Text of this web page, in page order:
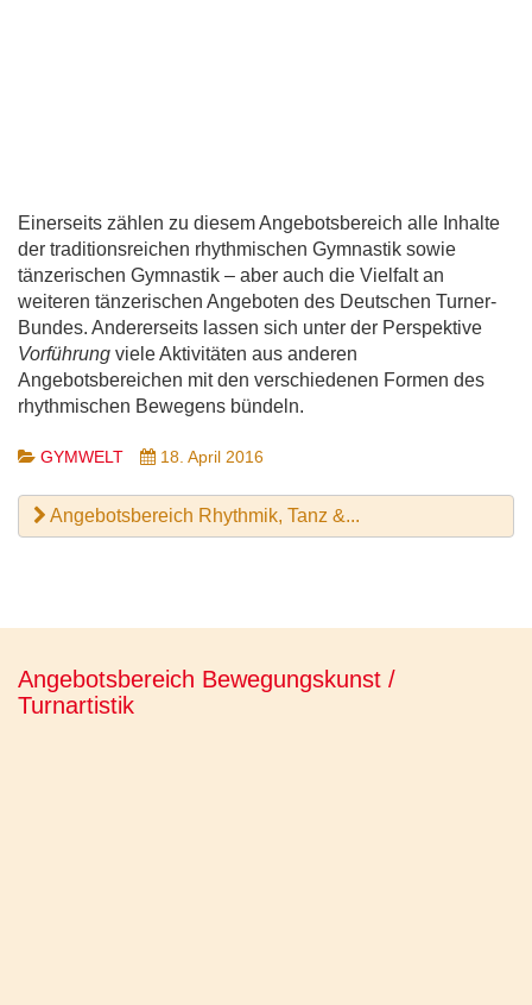
Einerseits zählen zu diesem Angebotsbereich alle Inhalte
der traditionsreichen rhythmischen Gymnastik sowie
tänzerischen Gymnastik – aber auch die Vielfalt an
weiteren tänzerischen Angeboten des Deutschen Turner-
Bundes. Andererseits lassen sich unter der Perspektive
Vorführung viele Aktivitäten aus anderen
Angebotsbereichen mit den verschiedenen Formen des
rhythmischen Bewegens bündeln.
GYMWELT 18. April 2016
Angebotsbereich Rhythmik, Tanz &...
Angebotsbereich Bewegungskunst /
Turnartistik